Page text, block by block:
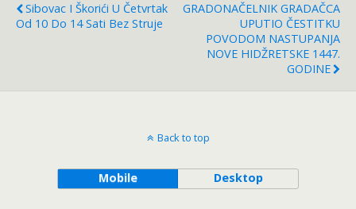
Sibovac I Škorići U Četvrtak
Od 10 Do 14 Sati Bez Struje
GRADONAČELNIK GRADAČCA
UPUTIO ČESTITKU
POVODOM NASTUPANJA
NOVE HIDŽRETSKE 1447.
GODINE
Back to top
Mobile Desktop